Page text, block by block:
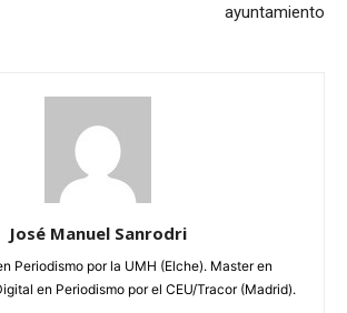
ayuntamiento
José Manuel Sanrodri
Periodismo por la UMH (Elche). Master en
en Periodismo por el CEU/Tracor (Madrid).